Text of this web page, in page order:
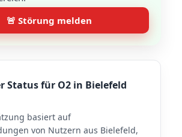
🚨 Störung melden
Status für O2 in Bielefeld
basiert auf
von Nutzern aus Bielefeld,